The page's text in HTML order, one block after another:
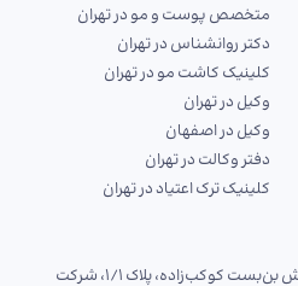
متخصص پوست و مو در تهران
دکتر روانشناس در تهران
کلینیک کاشت مو در تهران
وکیل در تهران
وکیل در اصفهان
دفتر وکالت در تهران
کلینیک ترک اعتیاد در تهران
تهران، آزادی، خیابان حبیب‌زادگان، نبش بن‌بست کوکب‌زاده، پلاک ۱/۱، شرکت